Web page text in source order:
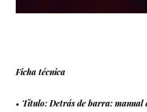
Ficha técnica
• Título: Detrás de barra: manual